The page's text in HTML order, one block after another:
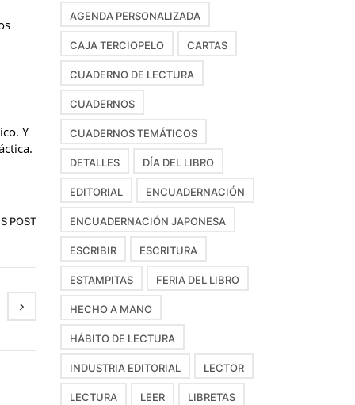
AGENDA PERSONALIZADA
CAJA TERCIOPELO CARTAS
CUADERNO DE LECTURA
CUADERNOS
CUADERNOS TEMÁTICOS
DETALLES DÍA DEL LIBRO
EDITORIAL ENCUADERNACIÓN
ENCUADERNACIÓN JAPONESA
ESCRIBIR ESCRITURA
ESTAMPITAS FERIA DEL LIBRO
HECHO A MANO
HÁBITO DE LECTURA
INDUSTRIA EDITORIAL LECTOR
LECTURA LEER LIBRETAS
Y
POST